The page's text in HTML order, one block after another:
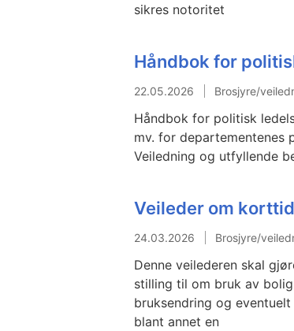
sikres notoritet
Håndbok for
22.05.2026 Brosjyre/
Håndbok for politisk
mv. for departementenes
Veiledning og utfyllende
Veileder om
24.03.2026 Brosjyre/
Denne veilederen skal
stilling til om bruk av
bruksendring og
blant annet en